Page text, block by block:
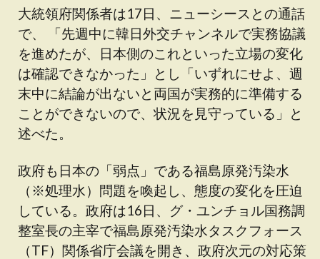
大統領府関係者は17日、ニューシースとの通話
で、 「先週中に韓日外交チャンネルで実務協議
を進めたが、
日本側のこれといった立場の変化
は確認できなかった 」とし「いずれにせよ、週
末中に結論が出ないと両国が実務的に準備する
ことができないので、状況を見守っている」と
述べた。
政府も日本の「弱点」である福島原発汚染水
（※処理水）問題を喚起し、態度の変化を圧迫
している。政府は16日、グ・ユンチョル国務調
整室長の主宰で福島原発汚染水タスクフォース
（TF）関係省庁会議を開き、政府次元の対応策